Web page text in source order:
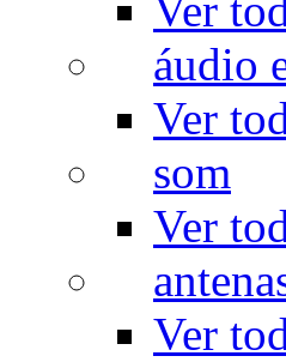
Ver
áudio
Ver
som
Ver
Ver